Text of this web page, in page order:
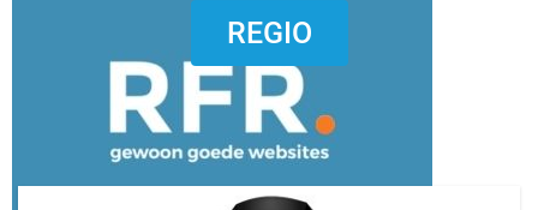
REGIO